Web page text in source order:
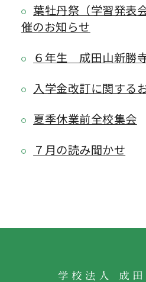
葉牡丹祭（学習発表
催のお知らせ
６年生 成田山新勝
入学金改訂に関する
夏季休業前全校集会
７月の読み聞かせ